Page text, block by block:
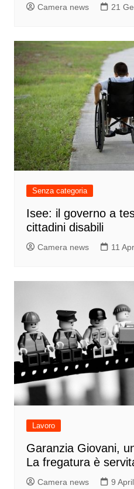
Camera news 21
Senza categoria
Isee: il governo a
cittadini disabili
Camera news 11
Lavoro
Garanzia Giovani,
La fregatura è
Camera news 9